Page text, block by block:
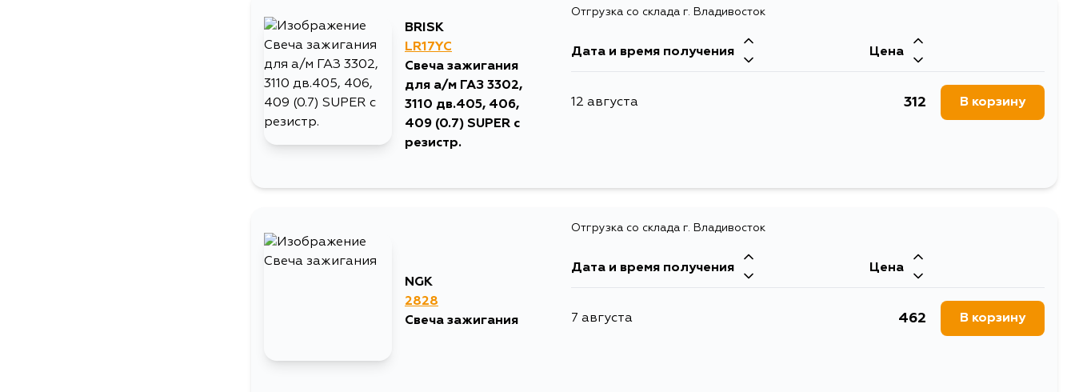
BRISK
LR17YC
Свеча зажигания
для а/м ГАЗ 3302,
3110 дв.405, 406,
409 (0.7) SUPER с
резистр.
Отгрузка со склада г. Владивосток
Дата и время получения Цена
12 августа 312 В корзину
NGK
2828
Свеча зажигания
Отгрузка со склада г. Владивосток
Дата и время получения Цена
7 августа 462 В корзину